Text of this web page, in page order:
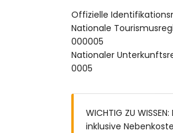
nächster Strand:
nächster
öffentliche
Haustiere sind
Internet (WiFi)
Bügeleisen und
Klimaanlage
Offizielle
Nationale
000005
Nationaler
0005
WICHTIG ZU
inklusive